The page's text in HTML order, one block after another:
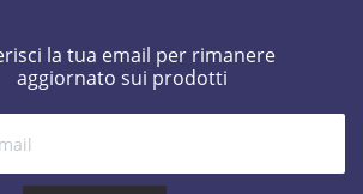
la tua email per rimanere
aggiornato sui prodotti